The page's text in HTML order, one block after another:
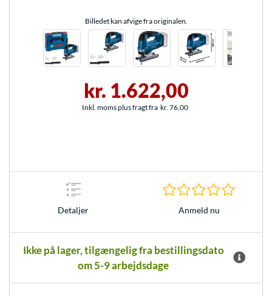
Billedet kan afvige fra originalen.
kr. 1.622,00
Inkl. moms plus fragt fra kr. 76,00
Detaljer Anmeld nu
Ikke på lager, tilgængelig fra bestillingsdato
om 5-9 arbejdsdage